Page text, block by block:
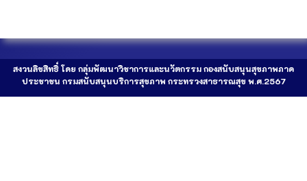
สงวนลิขสิทธิ์ โดย กลุ่มพัฒนาวิชาการและนวัตกรรม กองสนับสนุนสุขภาพภาค
ประชาชน กรมสนับสนุนบริการสุขภาพ กระทรวงสาธารณสุข พ.ศ.2567